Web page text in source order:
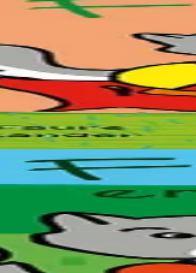
aventures de chevalier.